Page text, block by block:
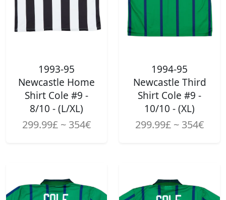
1993-95
Newcastle Home
Shirt Cole #9 -
8/10 - (L/XL)
299.99£ ~ 354€
1994-95
Newcastle Third
Shirt Cole #9 -
10/10 - (XL)
299.99£ ~ 354€